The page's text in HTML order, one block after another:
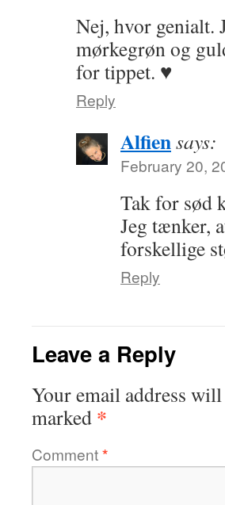
Nej, hvor genialt.
mørkegrøn og
for tippet. ♥
Reply
Alfiensays:
February 20,
Tak for sød
Jeg tænker,
forskellige
Reply
Leave a Reply
Your email address
marked *
Comment*